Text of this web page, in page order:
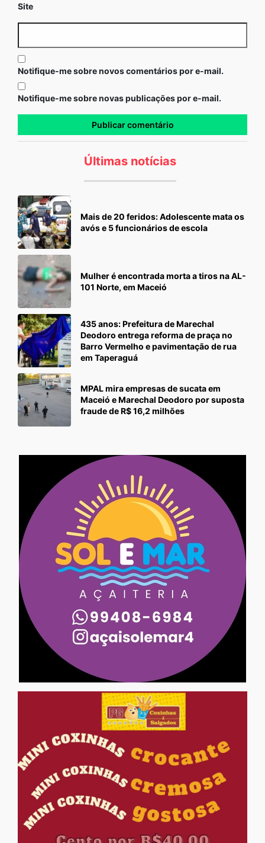
Site
Notifique-me sobre novos comentários por e-mail.
Notifique-me sobre novas publicações por e-mail.
Últimas notícias
Mais de 20 feridos: Adolescente mata os
avós e 5 funcionários de escola
Mulher é encontrada morta a tiros na AL-
101 Norte, em Maceió
435 anos: Prefeitura de Marechal
Deodoro entrega reforma de praça no
Barro Vermelho e pavimentação de rua
em Taperaguá
MPAL mira empresas de sucata em
Maceió e Marechal Deodoro por suposta
fraude de R$ 16,2 milhões